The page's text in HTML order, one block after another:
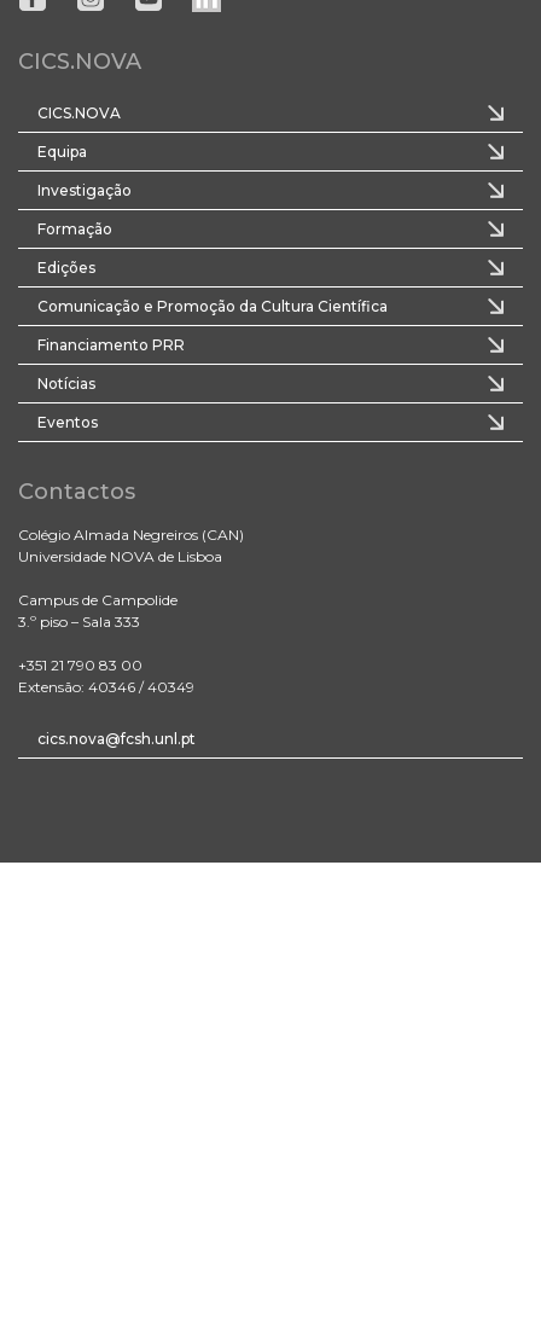
CICS.NOVA
CICS.NOVA
Equipa
Investigação
Formação
Edições
Comunicação e Promoção da Cultura Científica
Financiamento PRR
Notícias
Eventos
Contactos
Colégio Almada Negreiros (CAN)
Universidade NOVA de Lisboa
Campus de Campolide
3.º piso – Sala 333
+351 21 790 83 00
Extensão: 40346 / 40349
cics.nova@fcsh.unl.pt